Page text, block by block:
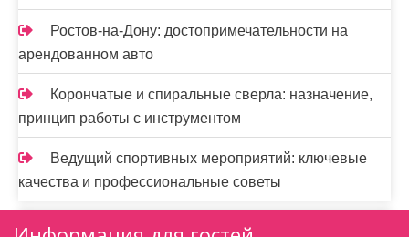
Ростов-на-Дону: достопримечательности на
арендованном авто
Корончатые и спиральные сверла: назначение,
принцип работы с инструментом
Ведущий спортивных мероприятий: ключевые
качества и профессиональные советы